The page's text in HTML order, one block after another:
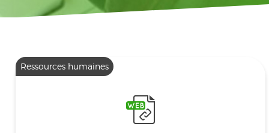
Ressources humaines